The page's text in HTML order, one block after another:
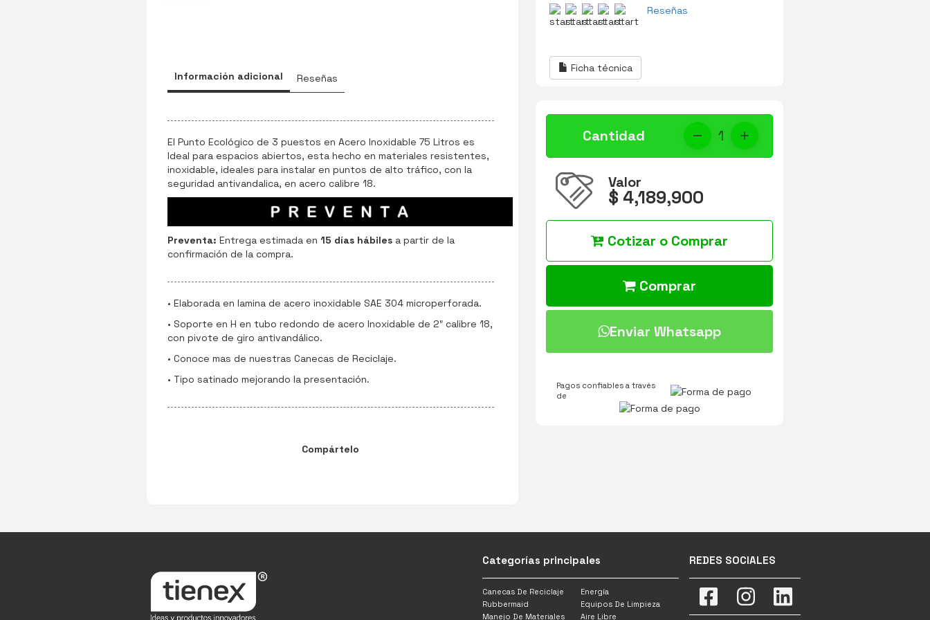
Información adicional Reseñas
El Punto Ecológico de 3 puestos en Acero Inoxidable 75 Litros es
Ideal para espacios abiertos, esta hecho en materiales resistentes,
inoxidable, ideales para instalar en puntos de alto tráfico, con la
seguridad antivandalica, en acero calibre 18.
Preventa: Entrega estimada en 15 días hábilesa partir de la
confirmación de la compra.
• Elaborada en lamina de acero inoxidable SAE 304 microperforada.
• Soporte en H en tubo redondo de acero Inoxidable de 2″ calibre 18,
con pivote de giro antivandálico.
• Conoce mas de nuestras Canecas de Reciclaje.
• Tipo satinado mejorando la presentación.
Compártelo
Reseñas
Ficha técnica
Cantidad 1
Valor
$ 4,189,900
Cotizar o Comprar
Comprar
Enviar Whatsapp
Pagos confiables a través
de
Categorías principales
Canecas De Reciclaje
Energía
Rubbermaid
Equipos De Limpieza
Manejo De Materiales
Aire Libre
REDES SOCIALES